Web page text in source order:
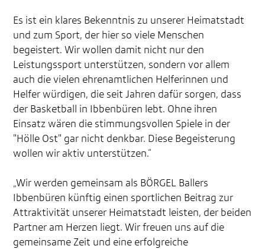
Es ist ein klares Bekenntnis zu unserer Heimatstadt
und zum Sport, der hier so viele Menschen
begeistert. Wir wollen damit nicht nur den
Leistungssport unterstützen, sondern vor allem
auch die vielen ehrenamtlichen Helferinnen und
Helfer würdigen, die seit Jahren dafür sorgen, dass
der Basketball in Ibbenbüren lebt. Ohne ihren
Einsatz wären die stimmungsvollen Spiele in der
"Hölle Ost" gar nicht denkbar. Diese Begeisterung
wollen wir aktiv unterstützen.“
„Wir werden gemeinsam als BÖRGEL Ballers
Ibbenbüren künftig einen sportlichen Beitrag zur
Attraktivität unserer Heimatstadt leisten, der beiden
Partner am Herzen liegt. Wir freuen uns auf die
gemeinsame Zeit und eine erfolgreiche